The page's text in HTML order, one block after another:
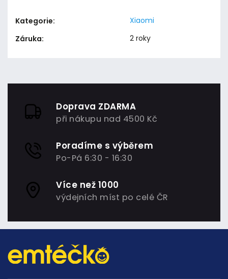
Kategorie:
Xiaomi
Záruka: 2 roky
Doprava ZDARMA
při nákupu nad 4500 Kč
Poradíme s výběrem
Po-Pá 6:30 - 16:30
Více než 1000
výdejních míst po celé ČR